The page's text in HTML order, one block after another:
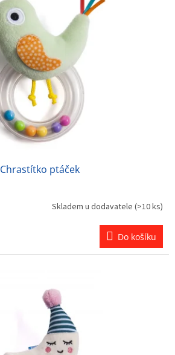
Chrastítko ptáček
Skladem u dodavatele (>10 ks)
Do košíku